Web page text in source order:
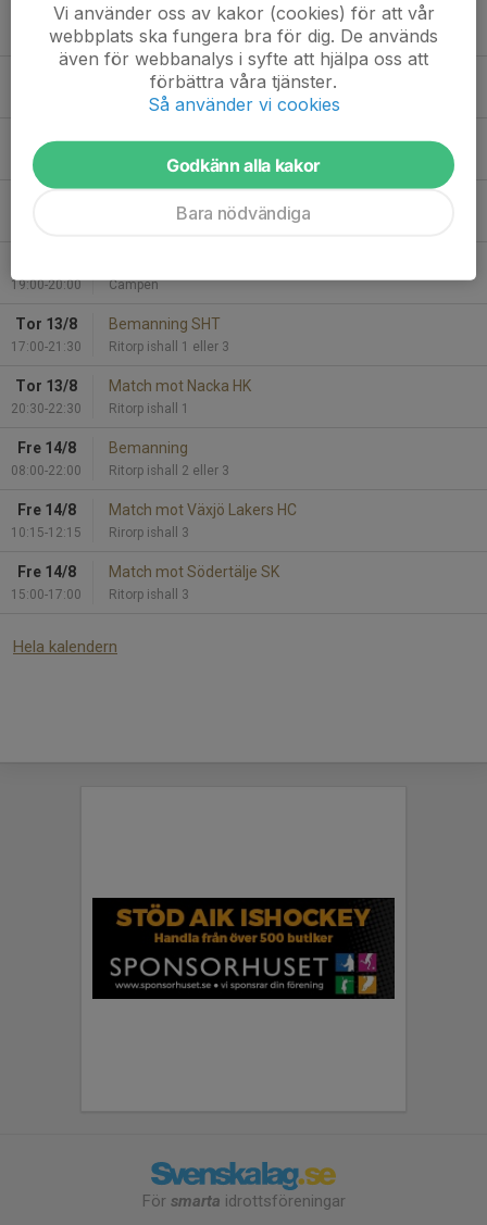
Tis 11/8
18:30-19:30
Fys
Campen
Omklädningsrummet
Tis 11/8
20:30-21:20
Is U16
Ritorp ishall 3
Ritorp ishall 3
19:00-20:00 Campen
Tor 13/8
17:00-21:30
Bemanning SHT
Ritorp ishall 1 eller 3
Tor 13/8
20:30-22:30
Match mot Nacka HK
Ritorp ishall 1
Fre 14/8
08:00-22:00
Bemanning
Ritorp ishall 2 eller 3
Fre 14/8
10:15-12:15
Match mot Växjö Lakers HC
Rirorp ishall 3
Fre 14/8
15:00-17:00
Match mot Södertälje SK
Ritorp ishall 3
Hela kalendern
För smarta idrottsföreningar
Vi använder oss av kakor (cookies) för att vår
webbplats ska fungera bra för dig. De används
även för webbanalys i syfte att hjälpa oss att
förbättra våra tjänster.
Så använder vi cookies
Godkänn alla kakor
Bara nödvändiga